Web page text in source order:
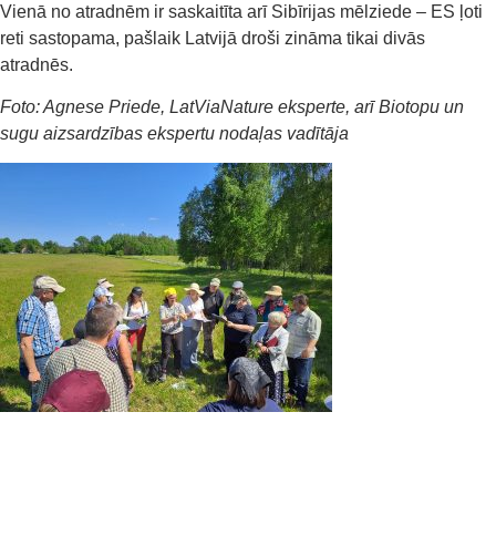
Vienā no atradnēm ir saskaitīta arī Sibīrijas mēlziede – ES ļoti
reti sastopama, pašlaik Latvijā droši zināma tikai divās
atradnēs.
Foto: Agnese Priede, LatViaNature eksperte, arī Biotopu un
sugu aizsardzības ekspertu nodaļas vadītāja